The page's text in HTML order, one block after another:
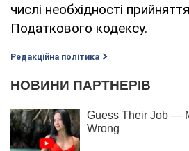
числі необхідності
Податкового кодексу.
Редакційна політика